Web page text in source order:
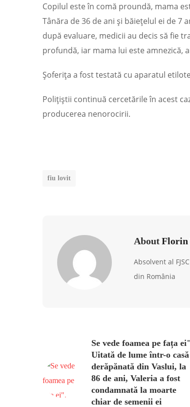
Copilul este în comă proundă, mama
Tânăra de 36 de ani și băiețelul ei de 7
după evaluare, medicii au decis să fie
profundă, iar mama lui este amnezică,
Șoferița a fost testată cu aparatul
Polițiștii continuă cercetările în acest
producerea nenorocirii.
fiu lovit
AboutFlorin
Absolvent al
din România
Se vede foamea pe fața
Uitată de lume într-o casă
derăpănată din Vaslui, la
86 de ani, Valeria a fost
condamnată la moarte
chiar de semenii ei